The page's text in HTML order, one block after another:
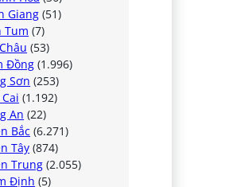
Giang (51)
Tum (7)
(53)
Đồng (1.996)
Sơn (253)
(1.192)
An (22)
Bắc (6.271)
Tây (874)
Trung (2.055)
Định (5)